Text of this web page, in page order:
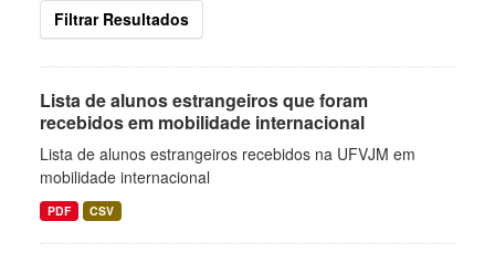
Filtrar Resultados
Lista de alunos estrangeiros que foram
recebidos em mobilidade internacional
Lista de alunos estrangeiros recebidos na UFVJM em
mobilidade internacional
PDF CSV